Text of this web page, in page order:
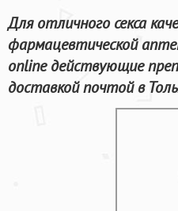
Для отличного секса
фармацевтической
online действующие
доставкой почтой в